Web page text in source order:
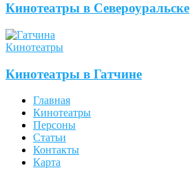
Кинотеатры в Североуральске
Кинотеатры
Кинотеатры в Гатчине
Главная
Кинотеатры
Персоны
Статьи
Контакты
Карта